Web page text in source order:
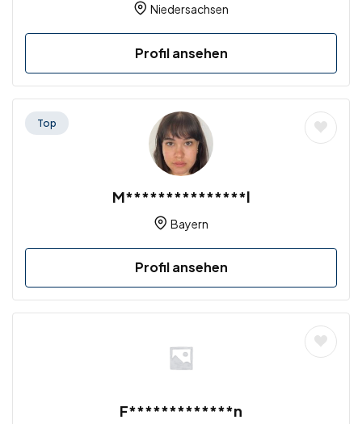
Niedersachsen
Profil ansehen
Top
M***************l
Bayern
Profil ansehen
F*************n